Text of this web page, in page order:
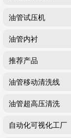
油管试压机
油管内衬
推荐产品
油管移动清洗线
油管超高压清洗
自动化可视化工厂